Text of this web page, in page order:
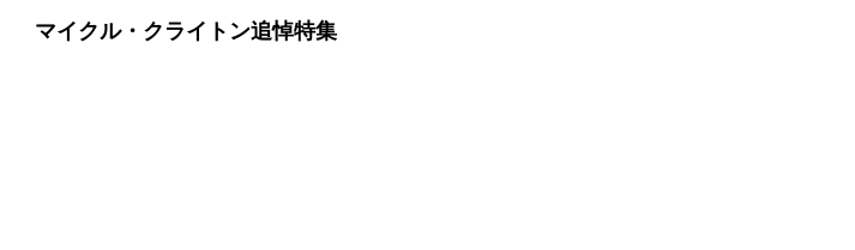
マイクル・クライトン追悼特集